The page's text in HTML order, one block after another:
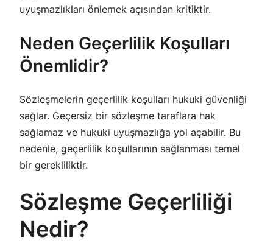
uyuşmazlıkları önlemek açısından kritiktir.
Neden Geçerlilik Koşulları
Önemlidir?
Sözleşmelerin geçerlilik koşulları hukuki güvenliği
sağlar. Geçersiz bir sözleşme taraflara hak
sağlamaz ve hukuki uyuşmazlığa yol açabilir. Bu
nedenle, geçerlilik koşullarının sağlanması temel
bir gerekliliktir.
Sözleşme Geçerliliği
Nedir?